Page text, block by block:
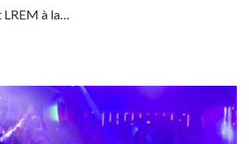
à la…